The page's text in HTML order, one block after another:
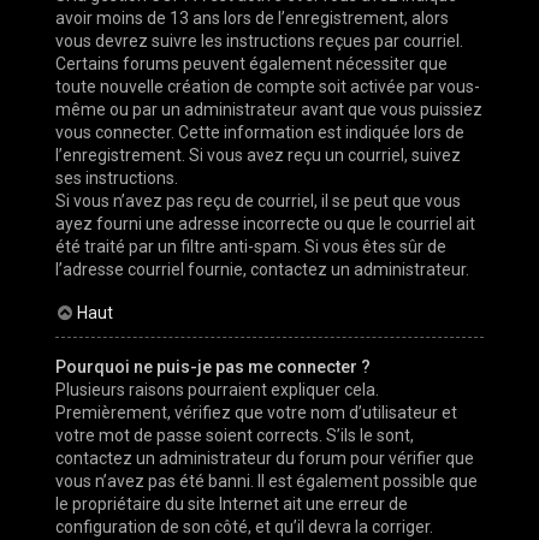
avoir moins de 13 ans lors de l’enregistrement, alors
vous devrez suivre les instructions reçues par courriel.
Certains forums peuvent également nécessiter que
toute nouvelle création de compte soit activée par vous-
même ou par un administrateur avant que vous puissiez
vous connecter. Cette information est indiquée lors de
l’enregistrement. Si vous avez reçu un courriel, suivez
ses instructions.
Si vous n’avez pas reçu de courriel, il se peut que vous
ayez fourni une adresse incorrecte ou que le courriel ait
été traité par un filtre anti-spam. Si vous êtes sûr de
l’adresse courriel fournie, contactez un administrateur.
Haut
Pourquoi ne puis-je pas me connecter ?
Plusieurs raisons pourraient expliquer cela.
Premièrement, vérifiez que votre nom d’utilisateur et
votre mot de passe soient corrects. S’ils le sont,
contactez un administrateur du forum pour vérifier que
vous n’avez pas été banni. Il est également possible que
le propriétaire du site Internet ait une erreur de
configuration de son côté, et qu’il devra la corriger.